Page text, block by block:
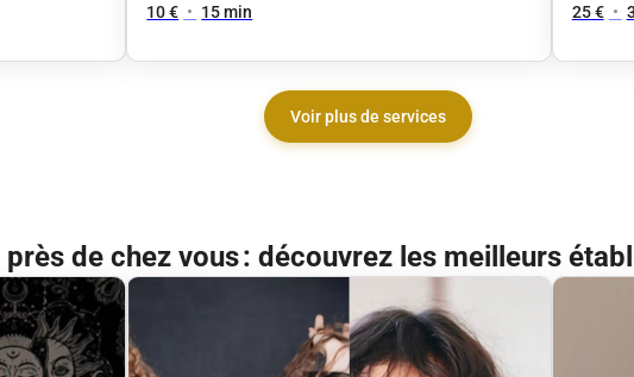
10 € • 15 min 25 € •
Voir plus de services
de chez vous : découvrez les meilleurs